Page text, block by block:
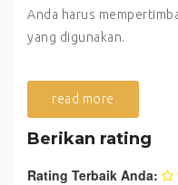
Anda harus
yang digunakan.
read more
Berikan rating
Rating Terbaik Anda: